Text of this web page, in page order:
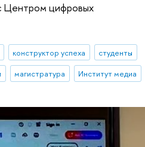
Центром цифровых
конструктор успеха
студенты
магистратура Институт медиа